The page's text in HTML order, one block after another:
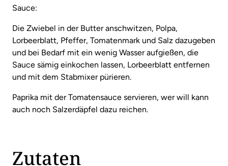
Sauce:
Die Zwiebel in der Butter anschwitzen, Polpa,
Lorbeerblatt, Pfeffer, Tomatenmark und Salz dazugeben
und bei Bedarf mit ein wenig Wasser aufgießen, die
Sauce sämig einkochen lassen, Lorbeerblatt entfernen
und mit dem Stabmixer pürieren.
Paprika mit der Tomatensauce servieren, wer will kann
auch noch Salzerdäpfel dazu reichen.
Zutaten